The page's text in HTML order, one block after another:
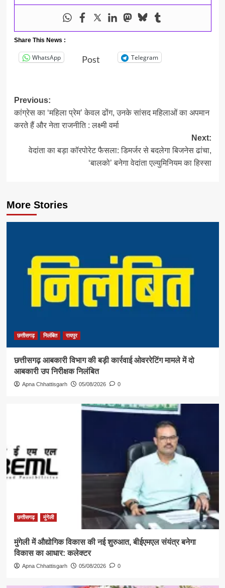
Share This News :
WhatsApp Post Telegram
Post
navigation
Previous:
कांग्रेस का ‘महिला प्रेम’ केवल ढोंग, उनके सांसद महिलाओं का अपमान
करते हैं और नेता राजनीति : लक्ष्मी वर्मा
Next:
वेदांता का बड़ा कॉरपोरेट फैसला: डिमर्जर से बदलेगा बिजनेस ढांचा,
‘बालको’ बनेगा वेदांता एल्युमिनियम का हिस्सा
More Stories
छत्तीसगढ़ निलंबित रायपुर
छत्तीसगढ़ आबकारी विभाग की बड़ी कार्रवाई ओवररेटिंग मामले में दो
आबकारी उप निरीक्षक निलंबित
Apna Chhattisgarh 05/08/2026 0
छत्तीसगढ़ मुंगेली
मुंगेली में औद्योगिक विकास की नई शुरुआत, बीईएमएल संयंत्र बनेगा
विकास का आधार: कलेक्टर
Apna Chhattisgarh 05/08/2026 0